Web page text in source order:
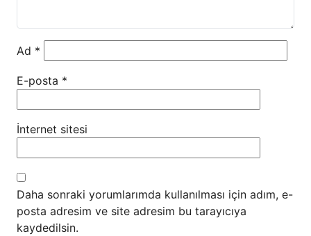
Ad *
E-posta *
İnternet sitesi
Daha sonraki yorumlarımda kullanılması için adım, e-
posta adresim ve site adresim bu tarayıcıya
kaydedilsin.